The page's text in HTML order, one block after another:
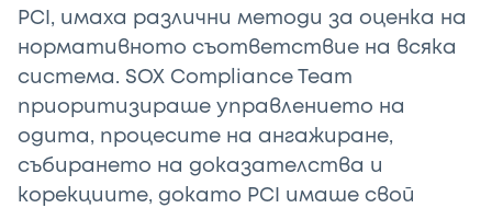
PCI, имаха различни методи за оценка на
нормативното съответствие на всяка
система. SOX Compliance Team
приоритизираше управлението на
одита, процесите на ангажиране,
събирането на доказателства и
корекциите, докато PCI имаше свой